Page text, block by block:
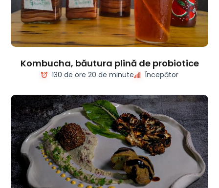
Kombucha, băutura plină de probiotice
130 de ore 20 de minute Începător